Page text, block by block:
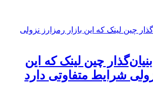
چین لینک که این
شرایط متفاوتی دارد